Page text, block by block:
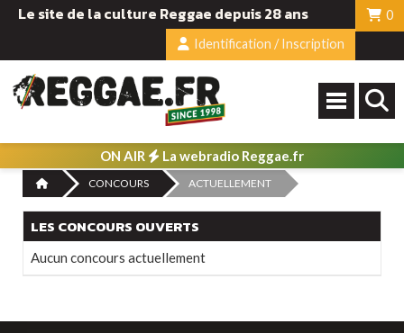
Le site de la culture Reggae depuis 28 ans
0
Identification / Inscription
ON AIR La webradio Reggae.fr
CONCOURS ACTUELLEMENT
LES CONCOURS OUVERTS
Aucun concours actuellement